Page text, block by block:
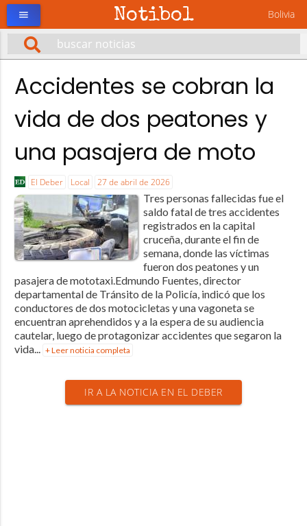
Notibol Bolivia
menu
Accidentes se cobran la
vida de dos peatones y
una pasajera de moto
El Deber Local 27 de abril de 2026
Tres personas fallecidas fue el
saldo fatal de tres accidentes
registrados en la capital
cruceña, durante el fin de
semana, donde las víctimas
fueron dos peatones y un
pasajera de mototaxi.Edmundo Fuentes, director
departamental de Tránsito de la Policía, indicó que los
conductores de dos motocicletas y una vagoneta se
encuentran aprehendidos y a la espera de su audiencia
cautelar, luego de protagonizar accidentes que segaron la
vida... + Leer noticia completa
IR A LA NOTICIA EN EL DEBER